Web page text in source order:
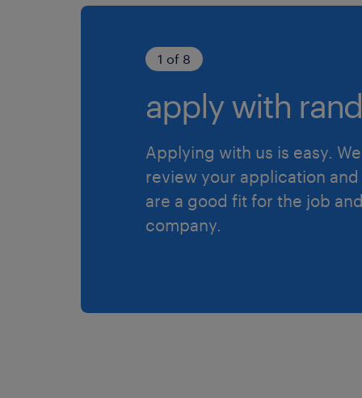
1 of 8
apply with
Applying with us is easy.
review your application and
are a good fit for the job
company.